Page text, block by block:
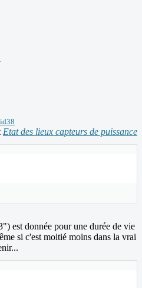
Etat des lieux capteurs de puissance
est donnée pour une durée de vie
si c'est moitié moins dans la vrai